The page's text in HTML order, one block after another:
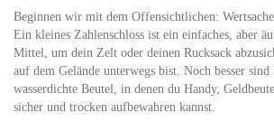
Beginnen wir mit dem Offensichtlichen:
Ein kleines Zahlenschloss ist ein einfaches, aber
Mittel, um dein Zelt oder deinen Rucksack
auf dem Gelände unterwegs bist. Noch besser sind
wasserdichte Beutel, in denen du Handy,
sicher und trocken aufbewahren kannst.